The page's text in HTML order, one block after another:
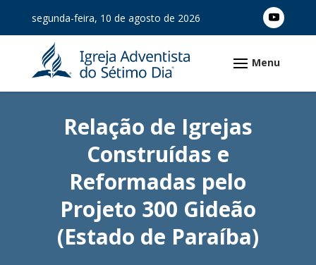
segunda-feira, 10 de agosto de 2026
Relação de Igrejas
Construídas e
Reformadas pelo
Projeto 300 Gideão
(Estado de Paraíba)